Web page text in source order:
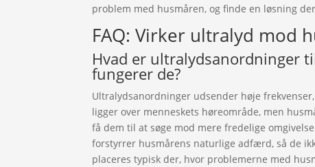
problem med husmåren, og finde en løsning
FAQ: Virker ultralyd mod
Hvad er ultralydsanordninger
fungerer de?
Ultralydsanordninger udsender høje
ligger over menneskets høreområde, men
få dem til at søge mod mere fredelige
forstyrrer husmårens naturlige adfærd, så de
placeres typisk der, hvor problemerne med